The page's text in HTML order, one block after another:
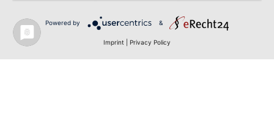
Powered by &
Imprint Privacy Policy